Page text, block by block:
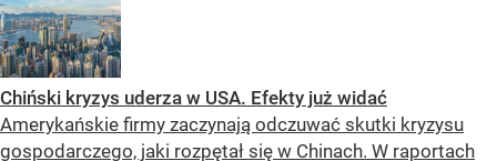
Chiński kryzys uderza w USA. Efekty już widać
Amerykańskie firmy zaczynają odczuwać skutki kryzysu
gospodarczego, jaki rozpętał się w Chinach. W raportach